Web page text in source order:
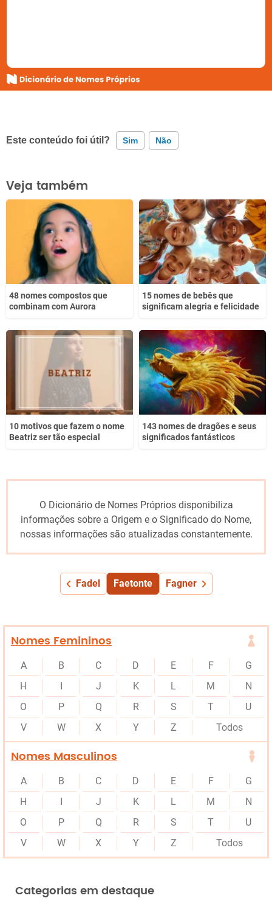
Este conteúdo foi útil? Sim Não
Este conteúdo contém informação incorreta
Este conteúdo não tem a informação que procuro
Outro
Veja também
48 nomes compostos que
combinam com Aurora
15 nomes de bebês que
significam alegria e felicidade
10 motivos que fazem o nome
Beatriz ser tão especial
143 nomes de dragões e seus
significados fantásticos
O Dicionário de Nomes Próprios disponibiliza
informações sobre a Origem e o Significado do Nome,
nossas informações são atualizadas constantemente.
Fadel Faetonte Fagner
Nomes Femininos
A B C D E F
G
H
J K L M
N
O
P Q R S T
U
V
W X Y Z Todos
Nomes Masculinos
A B C D E F
G
H
J K L M
N
O
P Q R S T
U
V
W X Y Z Todos
Categorias em destaque